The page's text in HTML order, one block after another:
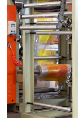
Კონტაქტი
Ხშირად